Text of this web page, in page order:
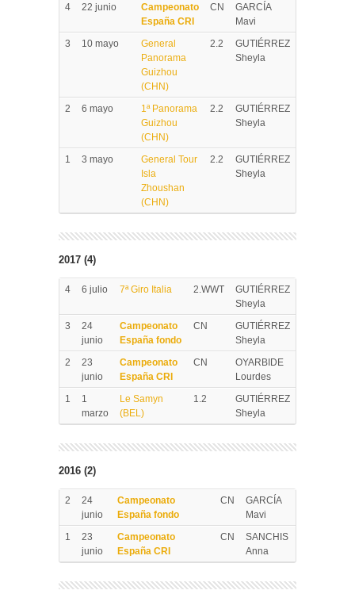
4 22 junio
Campeonato
España CRI
CN
GARCÍA
Mavi
3
10 mayo
General
Panorama
Guizhou
(CHN)
2.2
GUTIÉRREZ
Sheyla
2 6 mayo
1ª Panorama
Guizhou
(CHN)
2.2
GUTIÉRREZ
Sheyla
1 3 mayo
General Tour
Isla
Zhoushan
(CHN)
2.2
GUTIÉRREZ
Sheyla
2017 (4)
4 6 julio 7ª Giro Italia 2.WWT
GUTIÉRREZ
Sheyla
3
24
junio
Campeonato
España fondo
CN
GUTIÉRREZ
Sheyla
2
23
junio
Campeonato
España CRI
CN
OYARBIDE
Lourdes
1
1
marzo
Le Samyn
(BEL)
1.2
GUTIÉRREZ
Sheyla
2016 (2)
2
24
junio
Campeonato
España fondo
CN
GARCÍA
Mavi
1
23
junio
Campeonato
España CRI
CN
SANCHIS
Anna